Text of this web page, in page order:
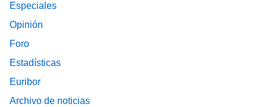
Especiales
Opinión
Foro
Estadísticas
Euribor
Archivo de noticias